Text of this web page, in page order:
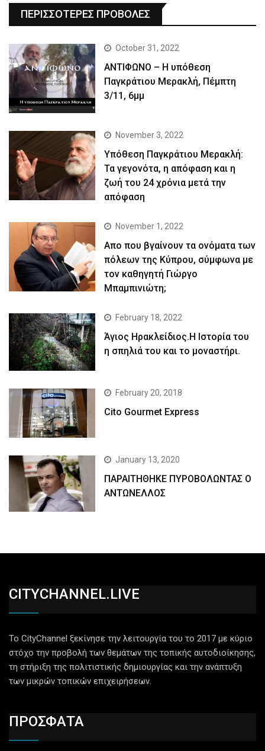
ΠΕΡΙΣΣΟΤΕΡΕΣ ΠΡΟΒΟΛΕΣ
October 31, 2022
ΑΝΤΙΦΩΝΟ – Η υπόθεση
Παγκράτιου Μερακλή, Πέμπτη
3/11, 6μμ
November 3, 2022
Yπόθεση Παγκράτιου Μερακλή:
Τα γεγονότα, η απόφαση και η
ζωή του 24 χρόνια μετά την
απόφαση
November 1, 2022
Απο που βγαίνουν τα ονόματα των
πόλεων της Κύπρου, σύμφωνα με
τον καθηγητή Γιώργο
Μπαμπινιώτη;
February 18, 2022
Άγιος Ηρακλείδιος.Η Ιστορία του
η σπηλιά του και το μοναστήρι.
February 20, 2018
Cito Gourmet Express
January 13, 2020
ΠΑΡΑΙΤΗΘΗΚΕ ΠΥΡΟΒΟΛΩΝΤΑΣ Ο
ΑΝΤΩΝΕΛΛΟΣ
CITYCHANNEL.LIVE
Το CityChannel ξεκίνησε την λειτουργία του το 2017 με κύριο
στόχο την προβολή των θεμάτων της τοπικής αυτοδιοίκησης,
τη στήριξη της πολιτιστικής δημιουργίας και την ανάπτυξη
των μικρών τοπικών επιχειρήσεων.
ΠΡΟΣΦΑΤΑ